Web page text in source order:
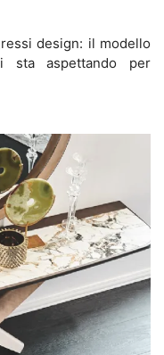
design: il modello
aspettando per